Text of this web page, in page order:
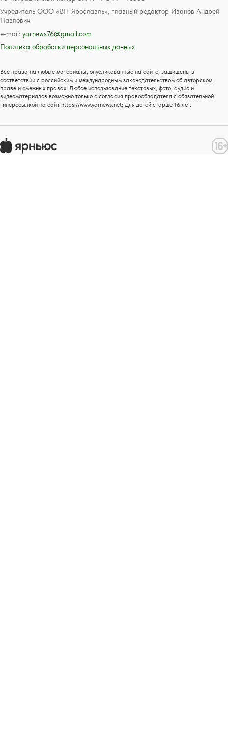
Учредитель ООО «ВН-Ярославль», главный редактор Иванов Андрей
Павлович
e-mail: yarnews76@gmail.com
Политика обработки персональных данных
Все права на любые материалы, опубликованные на сайте, защищены в
соответствии с российским и международным законодательством об авторском
праве и смежных правах. Любое использование текстовых, фото, аудио и
видеоматериалов возможно только с согласия правообладателя с обязательной
гиперссылкой на сайт https://www.yarnews.net; Для детей старше 16 лет.